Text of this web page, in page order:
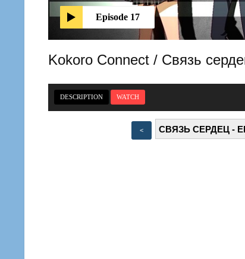
Episode 17
Kokoro Connect / Связь
DESCRIPTION WATCH
<